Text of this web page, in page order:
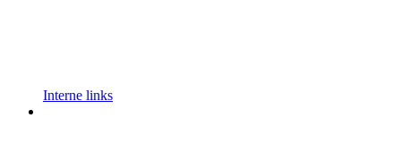
Interne links